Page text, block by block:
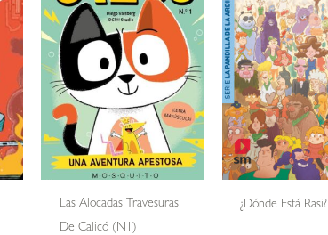
Las Alocadas Travesuras
De Calicó (N1)
¿Dónde Está Rasi?